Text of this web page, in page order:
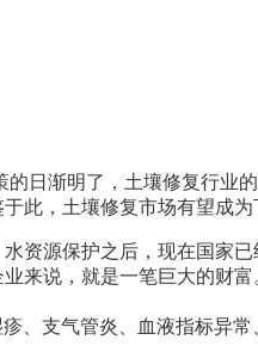
渐明了，土壤修复行业
此，土壤修复市场有望成为
源保护之后，现在国家
来说，就是一笔巨大的财
支气管炎、血液指标异